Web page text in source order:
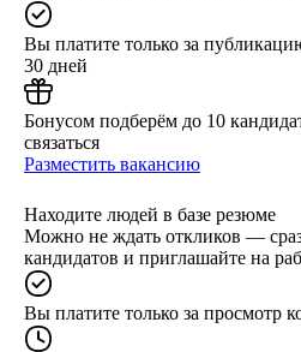
Вы платите только за
30 дней
Бонусом подберём до 10
связаться
Разместить вакансию
Находите людей в базе резюме
Можно не ждать откликов —
кандидатов и приглашайте на
Вы платите только за просмотр